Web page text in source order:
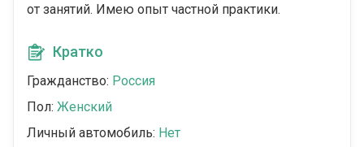
от занятий. Имею опыт частной практики.
Кратко
Гражданство: Россия
Пол: Женский
Личный автомобиль: Нет